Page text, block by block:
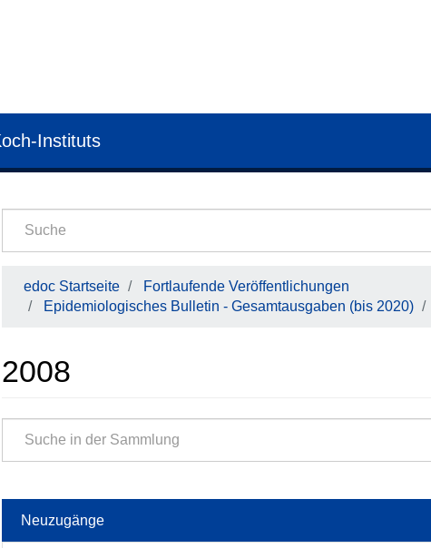
Instituts
edoc Startseite
Fortlaufende Veröffentlichungen
Epidemiologisches Bulletin - Gesamtausgaben (bis 2020)
2008
Neuzugänge